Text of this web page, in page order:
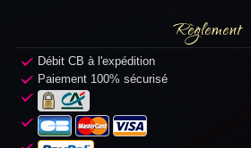
Règlement
Débit CB à l'expédition
Paiement 100% sécurisé